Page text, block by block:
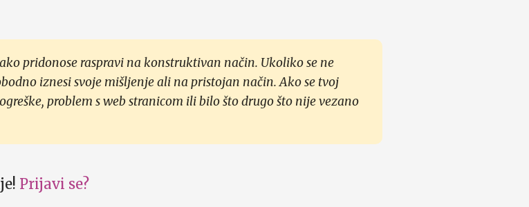
pridonose raspravi na konstruktivan način. Ukoliko se ne
iznesi svoje mišljenje ali na pristojan način. Ako se tvoj
problem s web stranicom ili bilo što drugo što nije vezano
Prijavi se?